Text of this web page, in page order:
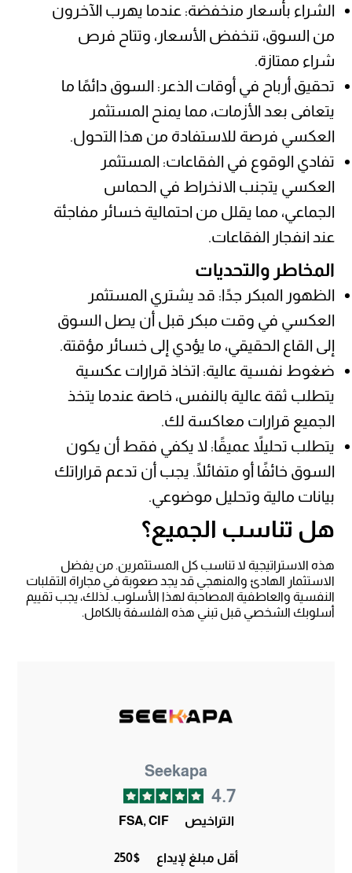
الشراء بأسعار منخفضة: عندما يهرب الآخرون
من السوق، تنخفض الأسعار، وتتاح فرص
شراء ممتازة.
تحقيق أرباح في أوقات الذعر: السوق دائمًا ما
يتعافى بعد الأزمات، مما يمنح المستثمر
العكسي فرصة للاستفادة من هذا التحول.
تفادي الوقوع في الفقاعات: المستثمر
العكسي يتجنب الانخراط في الحماس
الجماعي، مما يقلل من احتمالية خسائر مفاجئة
عند انفجار الفقاعات.
المخاطر والتحديات
الظهور المبكر جدًا: قد يشتري المستثمر
العكسي في وقت مبكر قبل أن يصل السوق
إلى القاع الحقيقي، ما يؤدي إلى خسائر مؤقتة.
ضغوط نفسية عالية: اتخاذ قرارات عكسية
يتطلب ثقة عالية بالنفس، خاصة عندما يتخذ
الجميع قرارات معاكسة لك.
يتطلب تحليلاً عميقًا: لا يكفي فقط أن يكون
السوق خائفًا أو متفائلًا. يجب أن تدعم قراراتك
بيانات مالية وتحليل موضوعي.
هل تناسب الجميع؟
هذه الاستراتيجية لا تناسب كل المستثمرين. من يفضل
الاستثمار الهادئ والمنهجي قد يجد صعوبة في مجاراة التقلبات
النفسية والعاطفية المصاحبة لهذا الأسلوب. لذلك، يجب تقييم
أسلوبك الشخصي قبل تبني هذه الفلسفة بالكامل.
Seekapa
4.7
التراخيص FSA, CIF
أقل مبلغ لإيداع 250$